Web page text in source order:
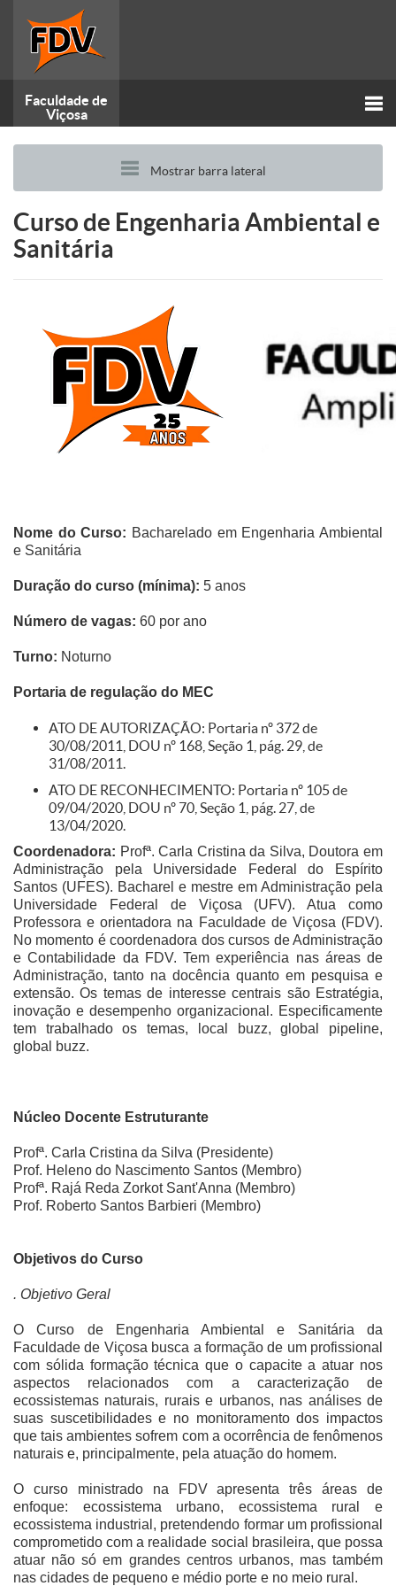
Faculdade de
Viçosa
Mostrar barra lateral
Curso de Engenharia Ambiental e
Sanitária
Nome do Curso: Bacharelado em Engenharia Ambiental
e Sanitária
Duração do curso (mínima): 5 anos
Número de vagas: 60 por ano
Turno: Noturno
Portaria de regulação do MEC
ATO DE AUTORIZAÇÃO: Portaria nº 372 de
30/08/2011, DOU nº 168, Seção 1, pág. 29, de
31/08/2011.
ATO DE RECONHECIMENTO: Portaria nº 105 de
09/04/2020, DOU nº 70, Seção 1, pág. 27, de
13/04/2020.
Coordenadora: Profª. Carla Cristina da Silva, Doutora em
Administração pela Universidade Federal do Espírito
Santos (UFES). Bacharel e mestre em Administração pela
Universidade Federal de Viçosa (UFV). Atua como
Professora e orientadora na Faculdade de Viçosa (FDV).
No momento é coordenadora dos cursos de Administração
e Contabilidade da FDV. Tem experiência nas áreas de
Administração, tanto na docência quanto em pesquisa e
extensão. Os temas de interesse centrais são Estratégia,
inovação e desempenho organizacional. Especificamente
tem trabalhado os temas, local buzz, global pipeline,
global buzz.
Núcleo Docente Estruturante
Profª. Carla Cristina da Silva (Presidente)
Prof. Heleno do Nascimento Santos (Membro)
Profª. Rajá Reda Zorkot Sant'Anna (Membro)
Prof. Roberto Santos Barbieri (Membro)
Objetivos do Curso
. Objetivo Geral
O Curso de Engenharia Ambiental e Sanitária da
Faculdade de Viçosa busca a formação de um profissional
com sólida formação técnica que o capacite a atuar nos
aspectos relacionados com a caracterização de
ecossistemas naturais, rurais e urbanos, nas análises de
suas suscetibilidades e no monitoramento dos impactos
que tais ambientes sofrem com a ocorrência de fenômenos
naturais e, principalmente, pela atuação do homem.
O curso ministrado na FDV apresenta três áreas de
enfoque: ecossistema urbano, ecossistema rural e
ecossistema industrial, pretendendo formar um profissional
comprometido com a realidade social brasileira, que possa
atuar não só em grandes centros urbanos, mas também
nas cidades de pequeno e médio porte e no meio rural.